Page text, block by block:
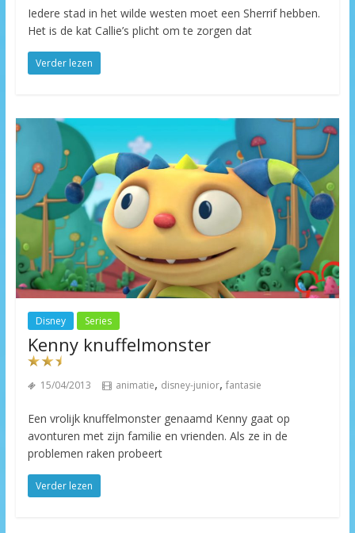
Iedere stad in het wilde westen moet een Sherrif hebben.
Het is de kat Callie’s plicht om te zorgen dat
Verder lezen
Disney Series
Kenny knuffelmonster
15/04/2013 animatie, disney-junior, fantasie
Een vrolijk knuffelmonster genaamd Kenny gaat op
avonturen met zijn familie en vrienden. Als ze in de
problemen raken probeert
Verder lezen